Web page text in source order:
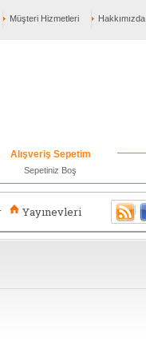
Hakkımızda
Müşteri Hizmetleri
Alışveriş Sepetim
Sepetiniz Boş
Yayınevleri